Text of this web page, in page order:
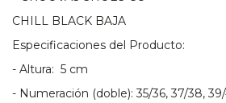
CHILL BLACK BAJA
Especificaciones del Producto:
- Altura: 5 cm
- Numeración (doble): 35/36, 37/38,